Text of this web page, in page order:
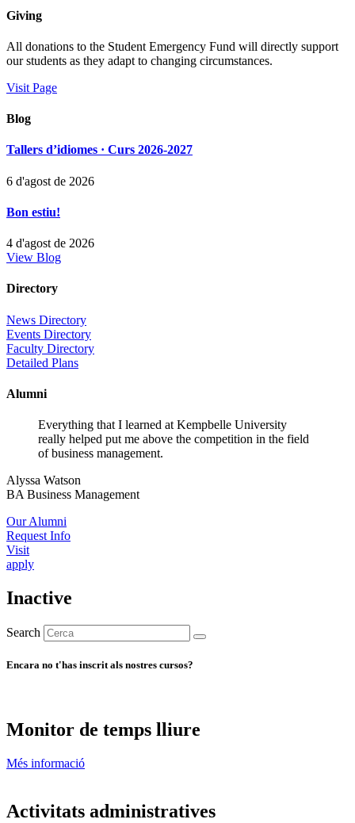
Giving
All donations to the Student Emergency Fund will directly support
our students as they adapt to changing circumstances.
Visit Page
Blog
Tallers d’idiomes · Curs 2026-2027
6 d'agost de 2026
Bon estiu!
4 d'agost de 2026
View Blog
Directory
News Directory
Events Directory
Faculty Directory
Detailed Plans
Alumni
Everything that I learned at Kempbelle University
really helped put me above the competition in the field
of business management.
Alyssa Watson
BA Business Management
Our Alumni
Request Info
Visit
apply
Inactive
Search
Encara no t'has inscrit als nostres cursos?
Monitor de temps lliure
Més informació
Activitats administratives